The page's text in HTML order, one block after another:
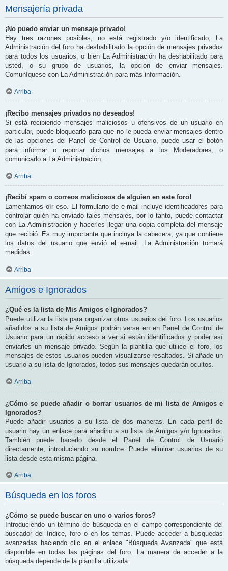
Mensajería privada
¡No puedo enviar un mensaje privado!
Hay tres razones posibles; no está registrado y/o identificado, La
Administración del foro ha deshabilitado la opción de mensajes privados
para todos los usuarios, o bien La Administración ha deshabilitado para
usted, o su grupo de usuarios, la opción de enviar mensajes.
Comuníquese con La Administración para más información.
Arriba
¡Recibo mensajes privados no deseados!
Si está recibiendo mensajes maliciosos u ofensivos de un usuario en
particular, puede bloquearlo para que no le pueda enviar mensajes dentro
de las opciones del Panel de Control de Usuario, puede usar el botón
para informar o reportar dichos mensajes a los Moderadores, o
comunicarlo a La Administración.
Arriba
¡Recibí spam o correos maliciosos de alguien en este foro!
Lamentamos oír eso. El formulario de e-mail incluye identificadores para
controlar quién ha enviado tales mensajes, por lo tanto, puede contactar
con La Administración y hacerles llegar una copia completa del mensaje
que recibió. Es muy importante que incluya la cabecera, ya que contiene
los datos del usuario que envió el e-mail. La Administración tomará
medidas.
Arriba
Amigos e Ignorados
¿Qué es la lista de Mis Amigos e Ignorados?
Puede utilizar la lista para organizar otros usuarios del foro. Los usuarios
añadidos a su lista de Amigos podrán verse en en Panel de Control de
Usuario para un rápido acceso a ver si están identificados y poder así
enviarles un mensaje privado. Según la plantilla que utilice el foro, los
mensajes de estos usuarios pueden visualizarse resaltados. Si añade un
usuario a su lista de Ignorados, todos sus mensajes quedarán ocultos.
Arriba
¿Cómo se puede añadir o borrar usuarios de mi lista de Amigos e
Ignorados?
Puede añadir usuarios a su lista de dos maneras. En cada perfil de
usuario hay un enlace para añadirlo a su lista de Amigos y/o Ignorados.
También puede hacerlo desde el Panel de Control de Usuario
directamente, introduciendo su nombre. Puede eliminar usuarios de su
lista desde esta misma página.
Arriba
Búsqueda en los foros
¿Cómo se puede buscar en uno o varios foros?
Introduciendo un término de búsqueda en el campo correspondiente del
buscador del índice, foro o en los temas. Puede acceder a búsquedas
avanzadas haciendo clic en el enlace "Búsqueda Avanzada" que está
disponible en todas las páginas del foro. La manera de acceder a la
búsqueda depende de la plantilla utilizada.